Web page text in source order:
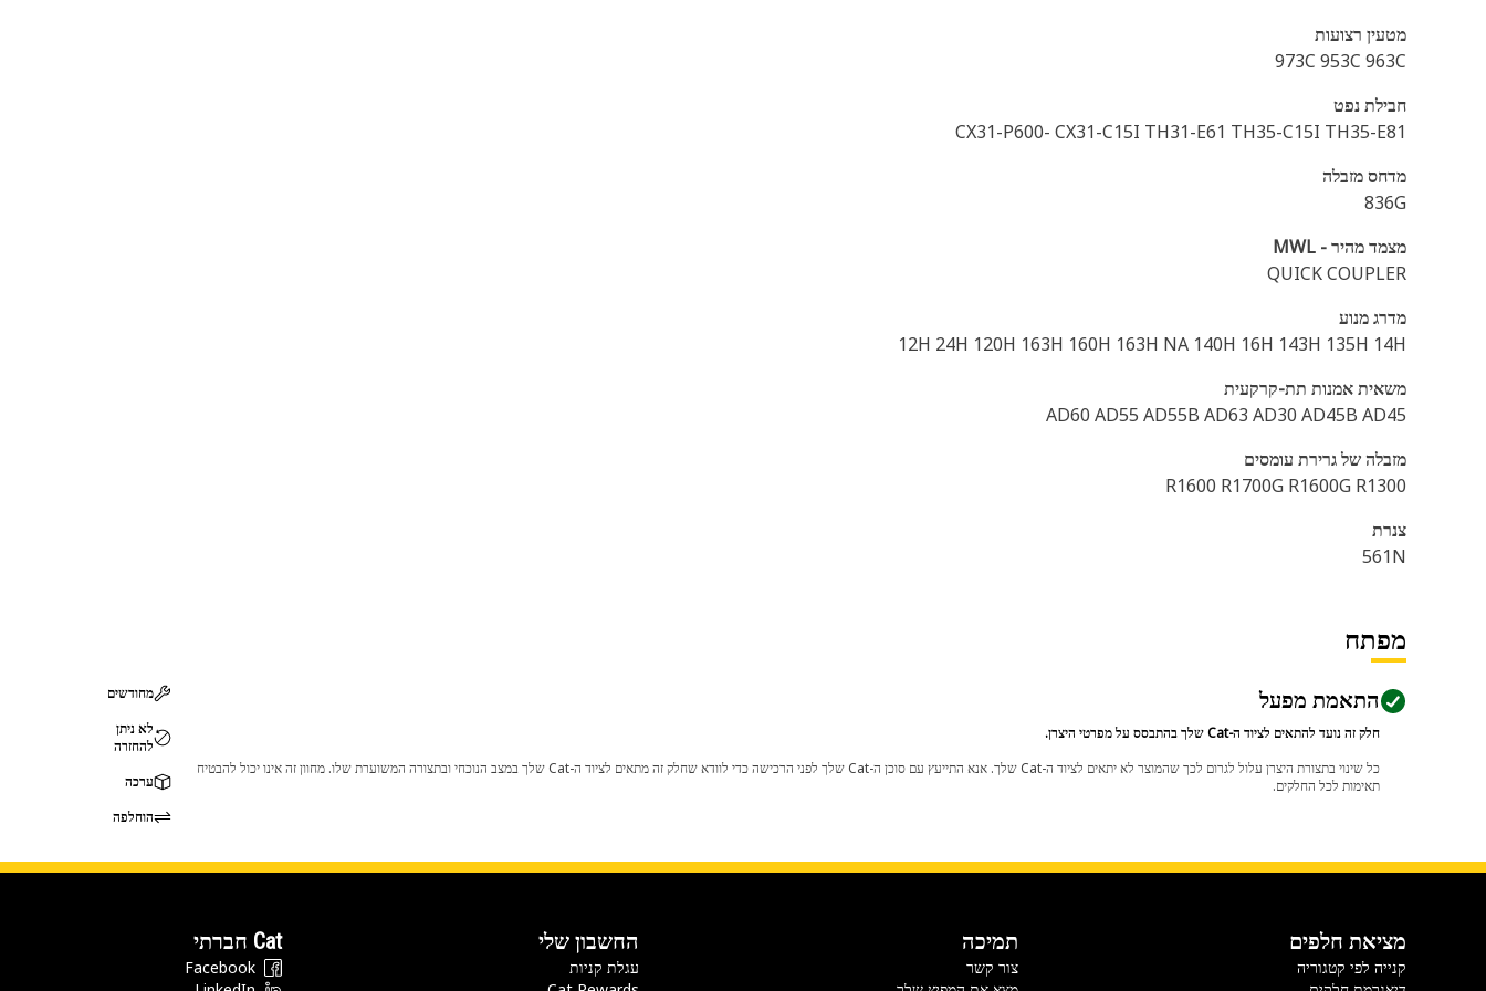
מטעין רצועות
973C 953C 963C
חבילת נפט
CX31-P600- CX31-C15I TH31-E61 TH35-C15I TH35-E81
מדחס מזבלה
836G
מצמד מהיר - MWL
QUICK COUPLER
מדרג מנוע
12H 24H 120H 163H 160H 163H NA 140H 16H 143H 135H 14H
משאית אמנות תת-קרקעית
AD60 AD55 AD55B AD63 AD30 AD45B AD45
מזבלה של גרירת עומסים
R1600 R1700G R1600G R1300
צנרת
561N
מפתח
התאמת מפעל
חלק זה נועד להתאים לציוד ה-Cat שלך בהתבסס על מפרטי היצרן.
כל שינוי בתצורת היצרן עלול לגרום לכך שהמוצר לא יתאים לציוד ה-Cat שלך. אנא התייעץ עם סוכן ה-Cat שלך לפני הרכישה כדי לוודא שחלק זה מתאים לציוד ה-Cat שלך במצב הנוכחי ובתצורה המשוערת שלו. מחוון זה אינו יכול להבטיח
תאימות לכל החלקים.
מחודשים
לא ניתן
להחזרה
ערכה
הוחלפה
מציאת חלפים
קנייה לפי קטגוריה
תמיכה
צור קשר
החשבון שלי
עגלת קניות
Cat חברתי
Facebook